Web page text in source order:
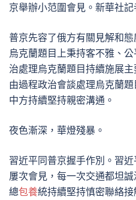
京舉辦小范圍會見。新華社
普京先容了俄方有關見解和
烏克蘭題目上秉持客不雅、
治處理烏克蘭題目持續施展
由過程政治會談處理烏克蘭
中方持續堅持親密溝通。
夜色漸深，華燈殘暴。
習近平同普京握手作別。習
屢次會見，每一次交通都坦
總包養統持續堅持慎密聯絡